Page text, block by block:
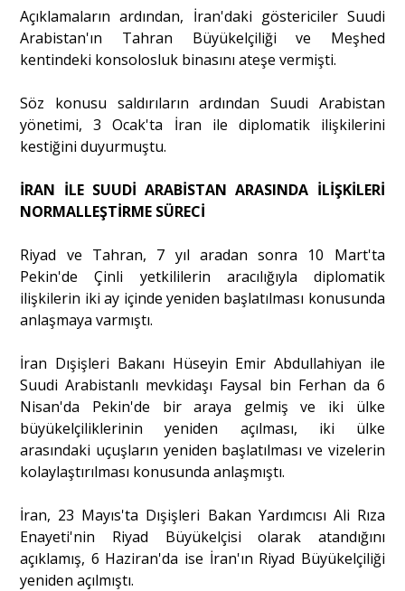
Açıklamaların ardından, İran'daki göstericiler Suudi
Arabistan'ın Tahran Büyükelçiliği ve Meşhed
kentindeki konsolosluk binasını ateşe vermişti.
Söz konusu saldırıların ardından Suudi Arabistan
yönetimi, 3 Ocak'ta İran ile diplomatik ilişkilerini
kestiğini duyurmuştu.
İRAN İLE SUUDİ ARABİSTAN ARASINDA İLİŞKİLERİ
NORMALLEŞTİRME SÜRECİ
Riyad ve Tahran, 7 yıl aradan sonra 10 Mart'ta
Pekin'de Çinli yetkililerin aracılığıyla diplomatik
ilişkilerin iki ay içinde yeniden başlatılması konusunda
anlaşmaya varmıştı.
İran Dışişleri Bakanı Hüseyin Emir Abdullahiyan ile
Suudi Arabistanlı mevkidaşı Faysal bin Ferhan da 6
Nisan'da Pekin'de bir araya gelmiş ve iki ülke
büyükelçiliklerinin yeniden açılması, iki ülke
arasındaki uçuşların yeniden başlatılması ve vizelerin
kolaylaştırılması konusunda anlaşmıştı.
İran, 23 Mayıs'ta Dışişleri Bakan Yardımcısı Ali Rıza
Enayeti'nin Riyad Büyükelçisi olarak atandığını
açıklamış, 6 Haziran'da ise İran'ın Riyad Büyükelçiliği
yeniden açılmıştı.